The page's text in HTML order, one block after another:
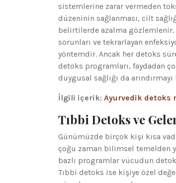
sistemlerine zarar vermeden
düzeninin sağlanması, cilt
belirtilerde azalma
sorunları ve tekrarlayan
yöntemdir. Ancak her detoks
detoks programları, faydadan
duygusal sağlığı da
İlgili içerik: Ayurvedik detoks
Tıbbi Detoks ve
Günümüzde birçok kişi kısa
çoğu zaman bilimsel temelden
bazlı programlar vücudun
Tıbbi detoks ise kişiye özel